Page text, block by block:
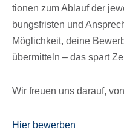
tio­nen zum Ablauf der
bungs­fris­ten und
Möglich­keit, deine
über­mit­teln – das spart
Wir freuen uns darauf,
Hier bewer­ben